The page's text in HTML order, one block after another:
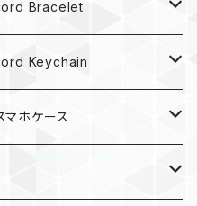
Bracelet
Keychain
ホケース